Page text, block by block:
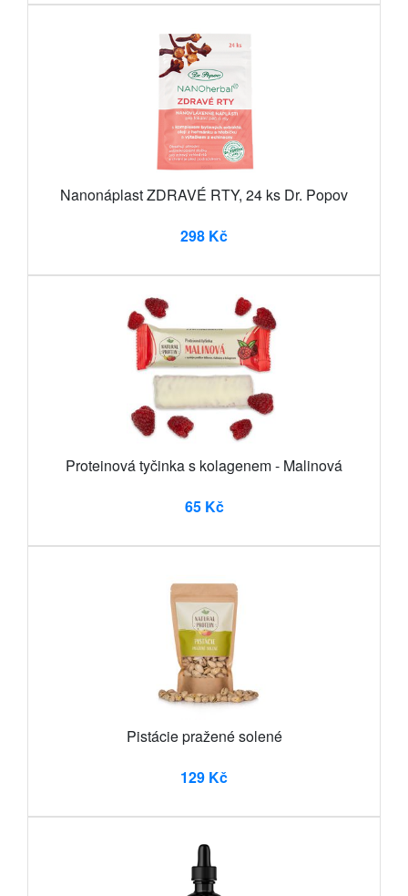
Nanonáplast ZDRAVÉ RTY, 24 ks Dr. Popov
298 Kč
Proteinová tyčinka s kolagenem - Malinová
65 Kč
Pistácie pražené solené
129 Kč